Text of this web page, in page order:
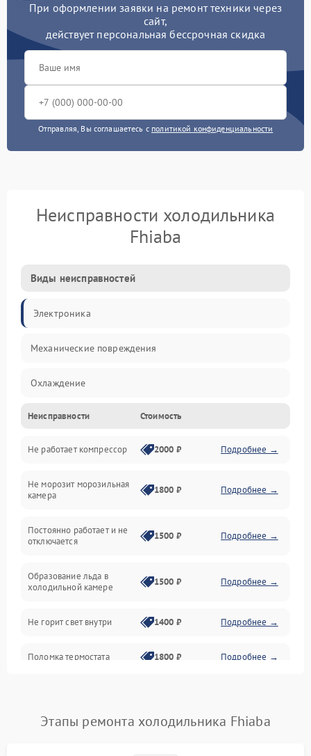
При оформлении заявки на ремонт техники через
сайт,
действует персональная бессрочная скидка
Отправляя, Вы соглашаетесь с политикой конфиденциальности
Неисправности холодильника
Fhiaba
Виды неисправностей
Электроника
Механические повреждения
Охлаждение
Механика
Электропитание
Дренаж
Неисправности Стоимость
Не работает компрессор 2000 ₽ Подробнее →
Не морозит морозильная
камера
1800 ₽ Подробнее →
Постоянно работает и не
отключается
1500 ₽ Подробнее →
Образование льда в
холодильной камере
1500 ₽ Подробнее →
Не горит свет внутри 1400 ₽ Подробнее →
Поломка термостата 1800 ₽ Подробнее →
Поломка системы No Frost 2600 ₽ Подробнее →
Этапы ремонта холодильника Fhiaba